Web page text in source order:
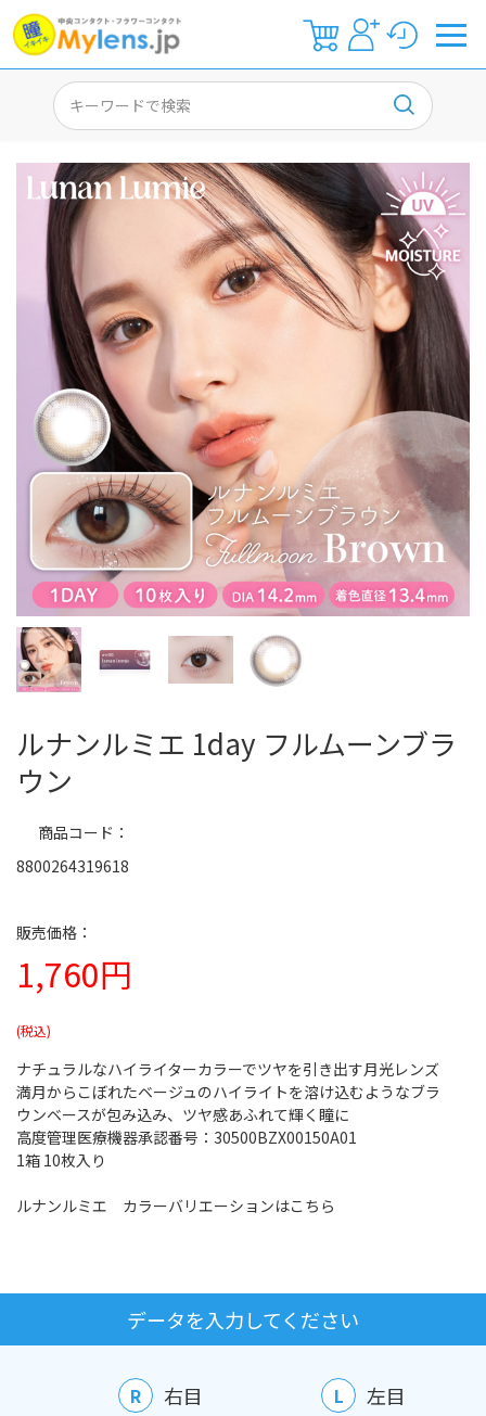
ルナンルミエ 1day フルムーンブラ
ウン
1,760円
商品コード
8800264319618
ナチュラルなハイライターカラーでツヤを引き出す月光レンズ
満月からこぼれたベージュのハイライトを溶け込むようなブラ
ウンベースが包み込み、ツヤ感あふれて輝く瞳に
高度管理医療機器承認番号：30500BZX00150A01
1箱 10枚入り
ルナンルミエ カラーバリエーションはこちら
データを入力してください
R 右目 L 左目